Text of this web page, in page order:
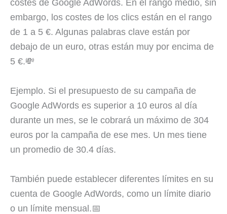
costes de Google AdWords. En el rango medio, sin
embargo, los costes de los clics están en el rango
de 1 a 5 €. Algunas palabras clave están por
debajo de un euro, otras están muy por encima de
5 €.💸
Ejemplo. Si el presupuesto de su campaña de
Google AdWords es superior a 10 euros al día
durante un mes, se le cobrará un máximo de 304
euros por la campaña de ese mes. Un mes tiene
un promedio de 30.4 días.
También puede establecer diferentes límites en su
cuenta de Google AdWords, como un límite diario
o un límite mensual.📅